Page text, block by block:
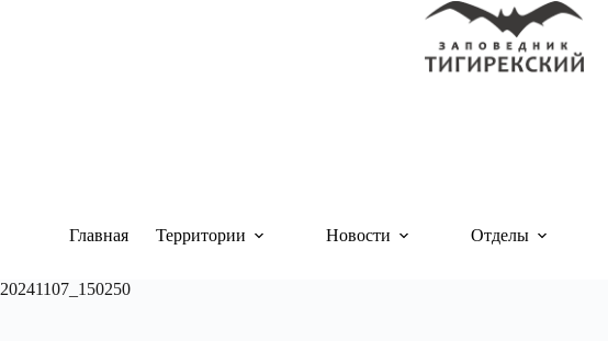
Главная Территории Новости Отделы
20241107_150250